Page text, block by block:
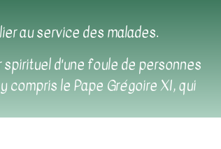
au service des malades.
d'une foule de personnes
le Pape Grégoire XI, qui